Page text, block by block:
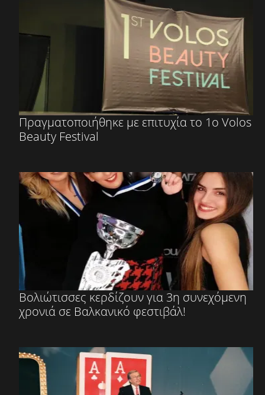
Πραγματοποιήθηκε με επιτυχία το 1ο Volos
Beauty Festival
Βολιώτισσες κερδίζουν για 3η συνεχόμενη
χρονιά σε Βαλκανικό φεστιβάλ!